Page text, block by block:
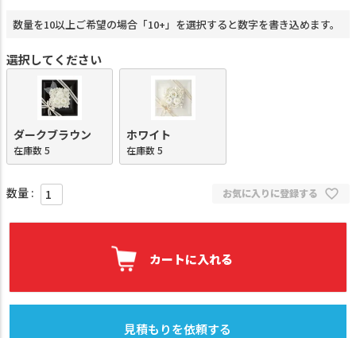
数量を10以上ご希望の場合「10+」を選択すると数字を書き込めます。
選択してください
ダークブラウン
在庫数5
ホワイト
在庫数5
お気に入りに登録する
カートに入れる
見積もりを依頼する